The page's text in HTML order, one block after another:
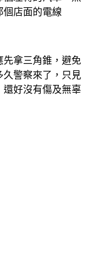
個店面的電線
先拿三角錐，避免
久警察來了，只見
還好沒有傷及無辜